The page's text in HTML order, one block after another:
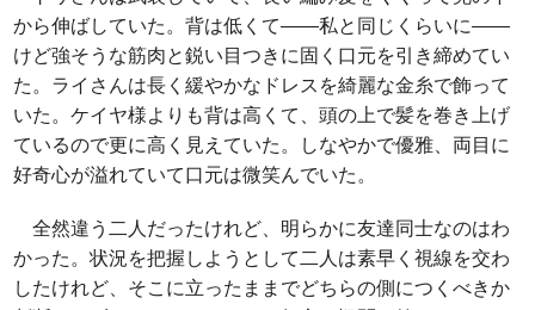
から伸ばしていた。背は低くて――私と同じくらいに――
けど強そうな筋肉と鋭い目つきに固く口元を引き締めてい
た。ライさんは長く緩やかなドレスを綺麗な金糸で飾って
いた。ケイヤ様よりも背は高くて、頭の上で髪を巻き上げ
ているので更に高く見えていた。しなやかで優雅、両目に
好奇心が溢れていて口元は微笑んでいた。
全然違う二人だったけれど、明らかに友達同士なのはわ
かった。状況を把握しようとして二人は素早く視線を交わ
したけれど、そこに立ったままでどちらの側につくべきか